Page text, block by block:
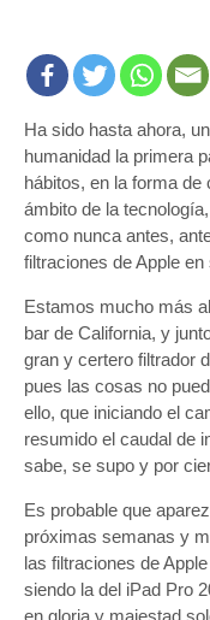
Ha sido hasta ahora,
humanidad la primera
hábitos, en la forma
ámbito de la
como nunca antes,
filtraciones de Apple en
Estamos mucho más
bar de California, y
gran y certero filtrador
pues las cosas no
ello, que iniciando el
resumido el caudal de
sabe, se supo y por
Es probable que
próximas semanas y
las filtraciones de
siendo la del iPad Pro
en gloria y majestad